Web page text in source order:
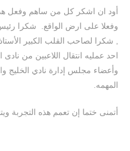
أود ان اشكر كل من ساهم وفعل
وفعلا على ارض الواقع. شكرا
, شكرا لصاحب القلب الكبير
احد عمليه انتقال اللاعبين من
وأعضاء مجلس إدارة نادي الخليج
المهمه.
أتمنى ختما إن تعمم هذه التجربة